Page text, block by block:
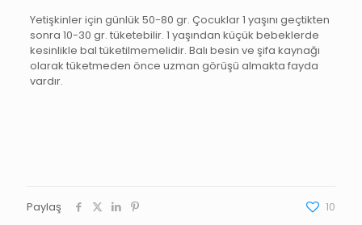
Yetişkinler için günlük 50-80 gr. Çocuklar 1 yaşını geçtikten
sonra 10-30 gr. tüketebilir. 1 yaşından küçük bebeklerde
kesinlikle bal tüketilmemelidir. Balı besin ve şifa kaynağı
olarak tüketmeden önce uzman görüşü almakta fayda
vardır.
Paylaş 10